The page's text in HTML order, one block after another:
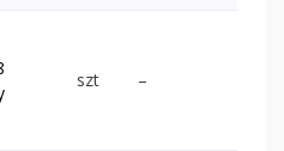
szt –